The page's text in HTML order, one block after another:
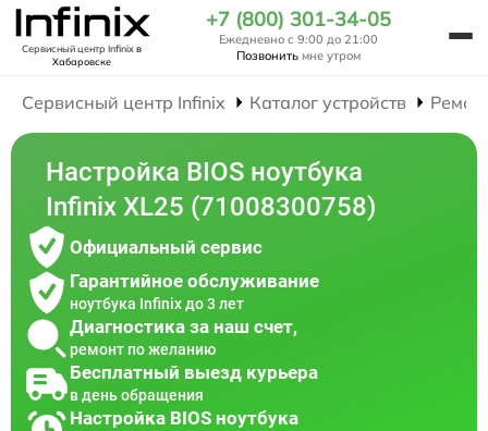
Сервисный центр Infinixв
Хабаровске
+7 (800) 301-34-05
Ежедневно с 9:00 до 21:00
Позвонить мне утром
Сервисный центр Infinix Каталог устройств
Настройка BIOS ноутбука
Infinix XL25 (71008300758)
Официальный сервис
Гарантийное обслуживание
ноутбука Infinix до 3 лет
Диагностика за наш счет,
ремонт по желанию
Бесплатный выезд курьера
в день обращения
Настройка BIOS ноутбука